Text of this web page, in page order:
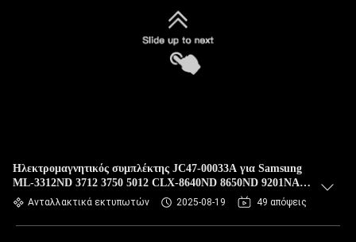
Ηλεκτρομαγνητικός συμπλέκτης JC47-00033A για Samsung
ML-3312ND 3712 3750 5012 CLX-8640ND 8650ND 9201NA
9251NA 9252NA 8240NA M3820 SCX-4835 5635FN 5639FR
5739FW Λαζερικός εκτυπωτής συμπλέκτης-ηλεκτρική ζεύξη
Ανταλλακτικά εκτυπωτών 2025-08-19 49 απόψεις